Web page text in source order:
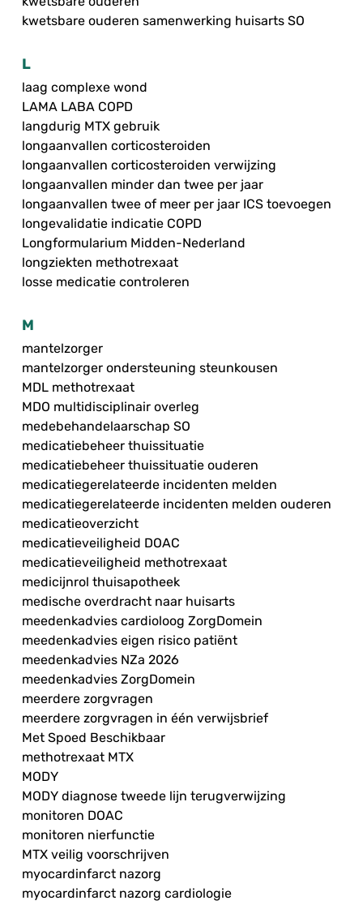
kwetsbare ouderen samenwerking huisarts SO
L
laag complexe wond
LAMA LABA COPD
langdurig MTX gebruik
longaanvallen corticosteroiden
longaanvallen corticosteroiden verwijzing
longaanvallen minder dan twee per jaar
longaanvallen twee of meer per jaar ICS toevoegen
longevalidatie indicatie COPD
Longformularium Midden-Nederland
longziekten methotrexaat
losse medicatie controleren
M
mantelzorger
mantelzorger ondersteuning steunkousen
MDL methotrexaat
MDO multidisciplinair overleg
medebehandelaarschap SO
medicatiebeheer thuissituatie
medicatiebeheer thuissituatie ouderen
medicatiegerelateerde incidenten melden
medicatiegerelateerde incidenten melden ouderen
medicatieoverzicht
medicatieveiligheid DOAC
medicatieveiligheid methotrexaat
medicijnrol thuisapotheek
medische overdracht naar huisarts
meedenkadvies cardioloog ZorgDomein
meedenkadvies eigen risico patiënt
meedenkadvies NZa 2026
meedenkadvies ZorgDomein
meerdere zorgvragen
meerdere zorgvragen in één verwijsbrief
Met Spoed Beschikbaar
methotrexaat MTX
MODY
MODY diagnose tweede lijn terugverwijzing
monitoren DOAC
monitoren nierfunctie
MTX veilig voorschrijven
myocardinfarct nazorg
myocardinfarct nazorg cardiologie